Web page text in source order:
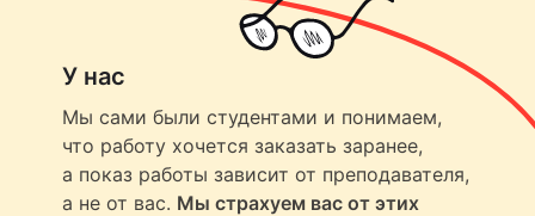
У нас
Мы сами были студентами и понимаем,
что работу хочется заказать заранее,
а показ работы зависит от преподавателя,
а не от вас. Мы страхуем вас от этих